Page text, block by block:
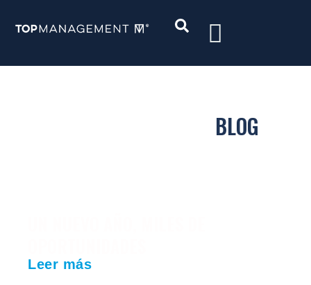
BLOG
Leer más